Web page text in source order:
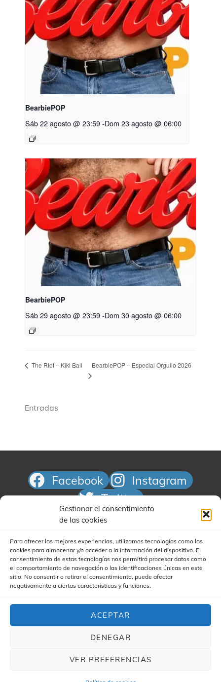
Gestionar el consentimiento
de las cookies
Para ofrecer las mejores experiencias, utilizamos tecnologías como las
cookies para almacenar y/o acceder a la información del dispositivo. El
consentimiento de estas tecnologías nos permitirá procesar datos como
el comportamiento de navegación o las identificaciones únicas en este
sitio. No consentir o retirar el consentimiento, puede afectar
negativamente a ciertas características y funciones.
ACEPTAR
DENEGAR
VER PREFERENCIAS
BearbiePOP
Sáb 22 agosto @ 23:59-Dom 23 agosto @ 06:00
BearbiePOP
Sáb 29 agosto @ 23:59-Dom 30 agosto @ 06:00
The Riot – Kiki Ball BearbiePOP – Especial Orgullo 2026
Entradas
Facebook
Instagram
Twitter
Correo electrónico
Buscar
MUSIC BAND CHILD PORCATCH THEMES Y JAIME